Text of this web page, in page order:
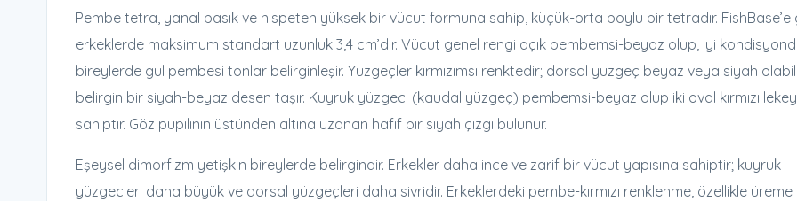
Pembe tetra, yanal basık ve nispeten yüksek bir vücut formuna sahip, küçük-orta boylu bir tetradır. FishBase’e
erkeklerde maksimum standart uzunluk 3,4 cm’dir. Vücut genel rengi açık pembemsi-beyaz olup, iyi
bireylerde gül pembesi tonlar belirginleşir. Yüzgeçler kırmızımsı renktedir; dorsal yüzgeç beyaz veya siyah
belirgin bir siyah-beyaz desen taşır. Kuyruk yüzgeci (kaudal yüzgeç) pembemsi-beyaz olup iki oval kırmızı
sahiptir. Göz pupilinin üstünden altına uzanan hafif bir siyah çizgi bulunur.
Eşeysel dimorfizm yetişkin bireylerde belirgindir. Erkekler daha ince ve zarif bir vücut yapısına sahiptir; kuyruk
yüzgecleri daha büyük ve dorsal yüzgeçleri daha sivridir. Erkeklerdeki pembe-kırmızı renklenme, özellikle üreme